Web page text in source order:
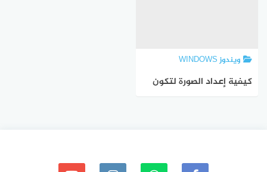
ويندوز WINDOWS
كيفية إعداد الصورة لتكون